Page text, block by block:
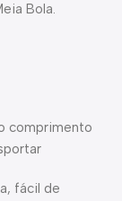
Bola.
comprimento
fácil de